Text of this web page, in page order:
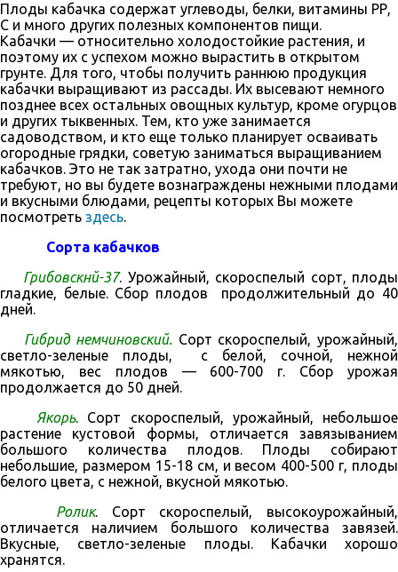
Плоды кабачка содержат углеводы, белки, витамины РР,
С и много других полезных компонентов пищи.
Кабачки — относительно холодостойкие растения, и
поэтому их с успехом можно вырастить в открытом
грунте. Для того, чтобы получить раннюю продукция
кабачки выращивают из рассады. Их высевают немного
позднее всех остальных овощ­ных культур, кроме огурцов
и других тыквен­ных. Тем, кто уже занимается
садоводством, и кто еще только планирует осваивать
огородные грядки, советую заниматься выращиванием
кабачков. Это не так затратно, ухода они почти не
требуют, но вы будете вознаграждены нежными плодами
и вкусными блюдами, рецепты которых Вы можете
посмотреть здесь.
Сорта кабачков
Грибовскнй-37. Урожайный, скороспелый сорт, плоды
гладкие, белые. Сбор плодов продолжительный до 40
дней.
Гибрид немчиновский. Сорт скороспелый, урожайный,
светло-зеленые плоды, с белой, сочной, нежной
мякотью, вес плодов — 600-700 г. Сбор урожая
продолжается до 50 дней.
Якорь. Сорт скороспелый, урожайный, небольшое
растение ку­стовой формы, отличается завязыванием
большого количества плодов. Плоды собирают
небольшие, размером 15-18 см, и весом 400-500 г, плоды
бе­лого цвета, с нежной, вкусной мякотью.
Ролик. Сорт скороспелый, высокоурожайный,
отличается наличием большого ко­личества завязей.
Вкусные, светло-зеленые плоды. Кабачки хорошо
хранятся.